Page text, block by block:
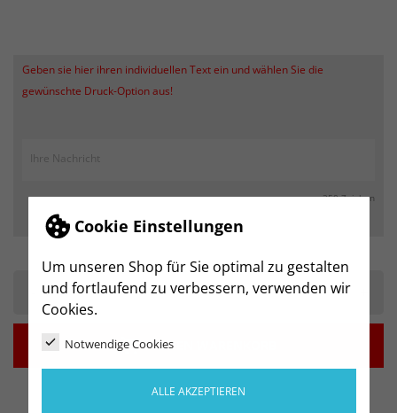
Cookie Einstellungen
Um unseren Shop für Sie optimal zu gestalten
und fortlaufend zu verbessern, verwenden wir
Cookies.
Notwendige Cookies
ALLE AKZEPTIEREN
Geben sie hier ihren individuellen Text ein und wählen Sie die
gewünschte Druck-Option aus!
max. 250 Zeichen
 IN DEN WARENKORB